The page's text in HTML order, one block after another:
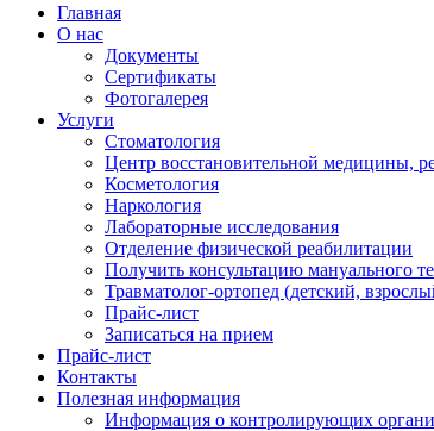
Главная
О нас
Документы
Сертификаты
Фотогалерея
Услуги
Стоматология
Центр восстановительной медицины,
Косметология
Наркология
Лабораторные исследования
Отделение физической реабилитации
Получить консультацию мануального
Травматолог-ортопед (детский,
Прайс-лист
Записаться на прием
Прайс-лист
Контакты
Полезная информация
Информация о контролирующих